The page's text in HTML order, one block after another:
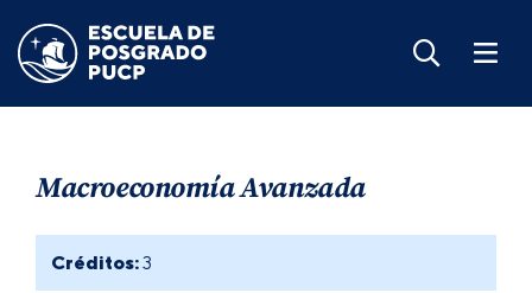
Macroeconomía Avanzada
Créditos:3